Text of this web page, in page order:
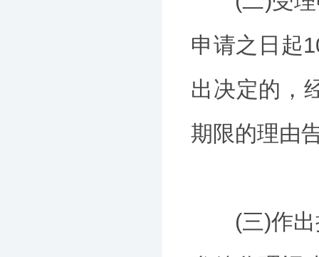
申请之日起
出决定的，
期限的理由
(三)作出批